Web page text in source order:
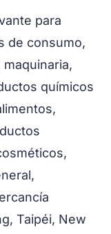
para
de consumo,
químicos
Taipéi, New